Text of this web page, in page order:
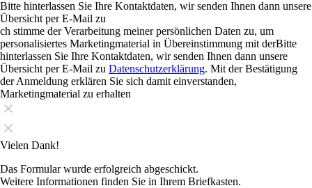
Bitte hinterlassen Sie Ihre Kontaktdaten, wir senden Ihnen dann unsere
Übersicht per E-Mail zu
ch stimme der Verarbeitung meiner persönlichen Daten zu, um
personalisiertes Marketingmaterial in Übereinstimmung mit derBitte
hinterlassen Sie Ihre Kontaktdaten, wir senden Ihnen dann unsere
Übersicht per E-Mail zu Datenschutzerklärung. Mit der Bestätigung
der Anmeldung erklären Sie sich damit einverstanden,
Marketingmaterial zu erhalten
Vielen Dank!
Das Formular wurde erfolgreich abgeschickt.
Weitere Informationen finden Sie in Ihrem Briefkasten.